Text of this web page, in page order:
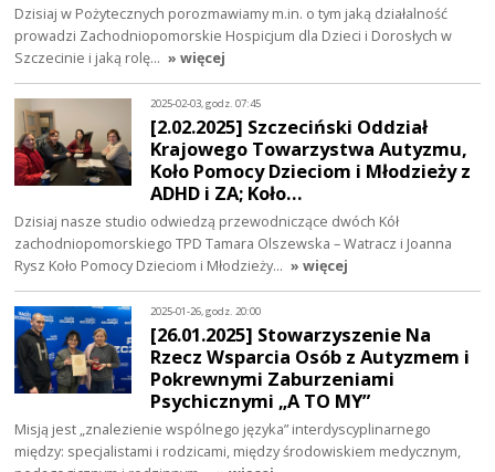
Dzisiaj w Pożytecznych porozmawiamy m.in. o tym jaką działalność
prowadzi Zachodniopomorskie Hospicjum dla Dzieci i Dorosłych w
Szczecinie i jaką rolę… » więcej
2025-02-03, godz. 07:45
[2.02.2025] Szczeciński Oddział
Krajowego Towarzystwa Autyzmu,
Koło Pomocy Dzieciom i Młodzieży z
ADHD i ZA; Koło…
Dzisiaj nasze studio odwiedzą przewodniczące dwóch Kół
zachodniopomorskiego TPD Tamara Olszewska – Watracz i Joanna
Rysz Koło Pomocy Dzieciom i Młodzieży… » więcej
2025-01-26, godz. 20:00
[26.01.2025] Stowarzyszenie Na
Rzecz Wsparcia Osób z Autyzmem i
Pokrewnymi Zaburzeniami
Psychicznymi „A TO MY”
Misją jest „znalezienie wspólnego języka” interdyscyplinarnego
między: specjalistami i rodzicami, między środowiskiem medycznym,